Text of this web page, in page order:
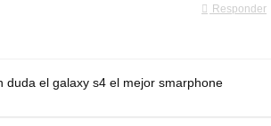
Responder
duda el galaxy s4 el mejor smarphone